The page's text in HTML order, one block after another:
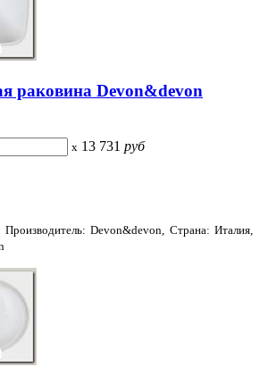
раковина Devon&devon
x 13 731 руб
Devon&devon, Страна: Италия,